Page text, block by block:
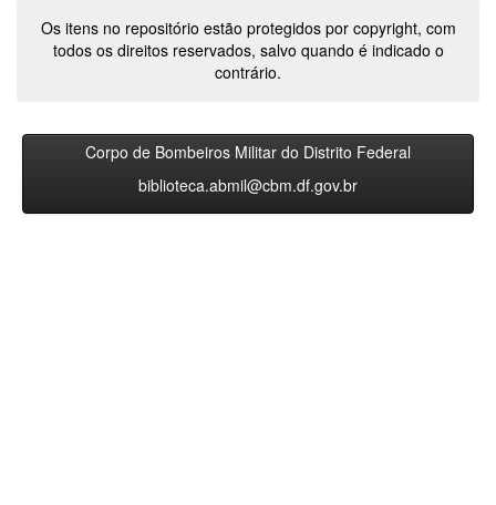
Os itens no repositório estão protegidos por copyright, com
todos os direitos reservados, salvo quando é indicado o
contrário.
Corpo de Bombeiros Militar do Distrito Federal
biblioteca.abmil@cbm.df.gov.br